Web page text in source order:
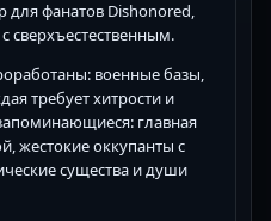
фанатов Dishonored,
сверхъестественным.
военные базы,
требует хитрости и
главная
жестокие оккупанты с
существа и души